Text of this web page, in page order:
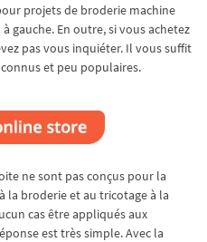
projets de broderie machine
gauche. En outre, si vous achetez
pas vous inquiéter. Il vous suffit
et peu populaires.
ne sont pas conçus pour la
la broderie et au tricotage à la
cas être appliqués aux
est très simple. Avec la